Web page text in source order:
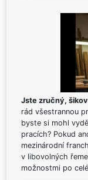
Jste zručný,
rád všestrannou
byste si mohl
pracích? Pokud
mezinárodní
v libovolných
možnostmi po